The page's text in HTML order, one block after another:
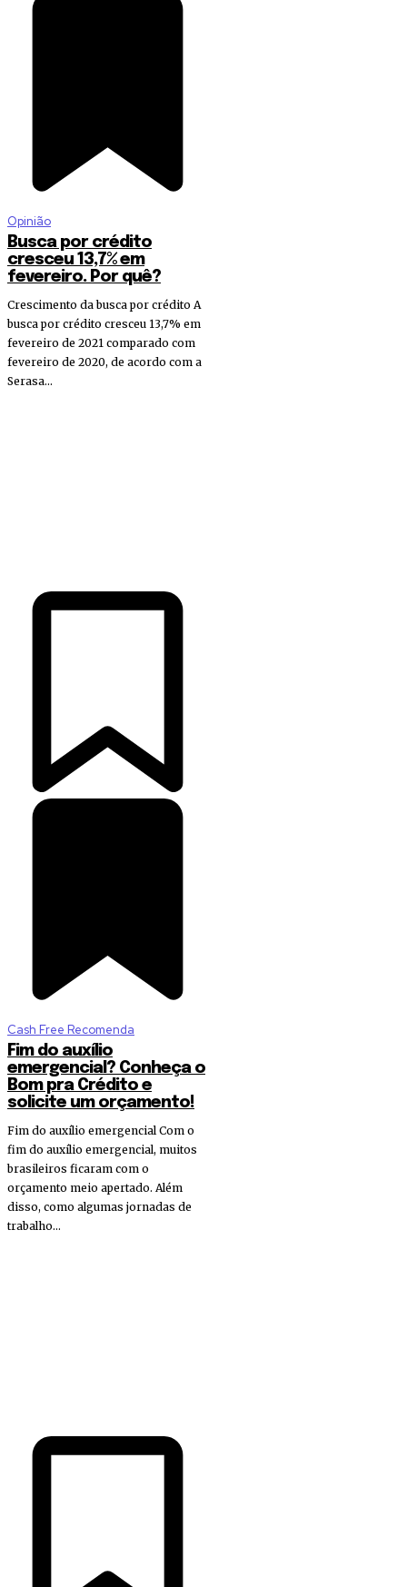
Opinião
Busca por crédito
cresceu 13,7% em
fevereiro. Por quê?
Crescimento da busca por crédito A
busca por crédito cresceu 13,7% em
fevereiro de 2021 comparado com
fevereiro de 2020, de acordo com a
Serasa...
Cash Free Recomenda
Fim do auxílio
emergencial? Conheça o
Bom pra Crédito e
solicite um orçamento!
Fim do auxílio emergencial Com o
fim do auxílio emergencial, muitos
brasileiros ficaram com o
orçamento meio apertado. Além
disso, como algumas jornadas de
trabalho...